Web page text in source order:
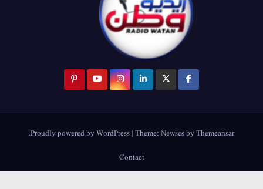
Proudly powered by WordPress |Theme:NewsesbyThemeansar
.
Contact